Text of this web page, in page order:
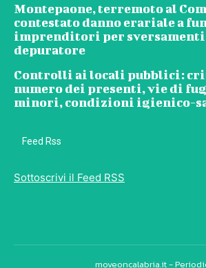
Montepaone, terremoto al
contestato danno erariale a
imprenditori per
depuratore
Controlli ai locali pubblici:
numero dei presenti, vie di
minori, condizioni igienico-
Feed Rss
Sottoscrivi il Feed RSS
moveoncalabria.it -